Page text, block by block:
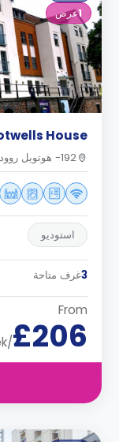
1عرض
House
192- هوتويل روود
استوديو
3غرف متاحة
From
£206
/week